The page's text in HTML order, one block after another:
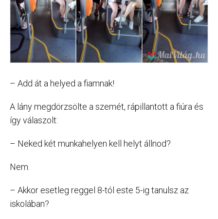
– Add át a helyed a fiamnak!
A lány megdörzsölte a szemét, rápillantott a fiúra és
így válaszolt:
– Neked két munkahelyen kell helyt állnod?
Nem.
– Akkor esetleg reggel 8-tól este 5-ig tanulsz az
iskolában?